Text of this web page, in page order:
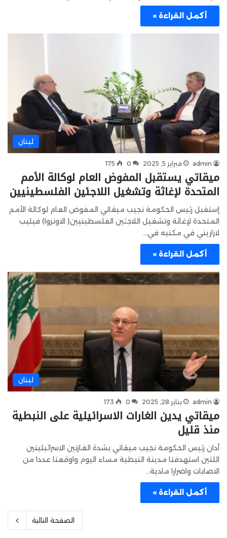
أكمل القراءة »
لبنان
admin فبراير 5, 2025 0
175
ميقاتي يستقبل المفوض العام لوكالة الأمم
المتحدة لإغاثة وتشغيل اللاجئين الفلسطينيين
إستقبل رئيس الحكومة نجيب ميقاتي المفوض العام لوكالة الأمم
المتحدة لإغاثة وتشغيل اللاجئين الفلسطينيين( الاونروا) فيليب
لازاريني في مكتبه في…
أكمل القراءة »
لبنان
admin يناير 28, 2025 0
173
ميقاتي يدين الغارات الاسرائيلية على النبطية
منذ قليل
أدان رئيس الحكومة نجيب ميقاتي بشدة الغارتين الاسرائيليتين
اللتين استهدفتا مدينة النبطية مساء اليوم واوقعتا عددا من
الاصابات واضرارا مادية…
أكمل القراءة »
الصفحة التالية